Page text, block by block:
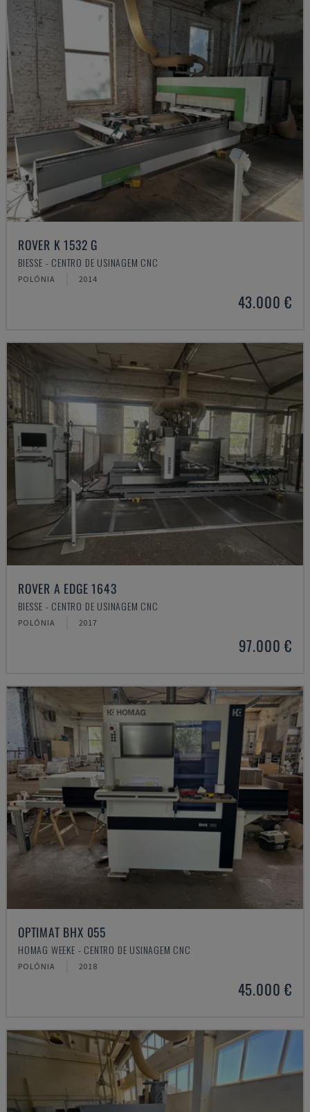
ROVER K 1532 G
BIESSE - CENTRO DE USINAGEM CNC
POLÓNIA 2014
43.000 €
ROVER A EDGE 1643
BIESSE - CENTRO DE USINAGEM CNC
POLÓNIA 2017
97.000 €
OPTIMAT BHX 055
HOMAG WEEKE - CENTRO DE USINAGEM CNC
POLÓNIA 2018
45.000 €